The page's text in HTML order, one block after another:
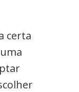
certa